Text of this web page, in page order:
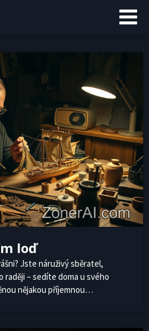
loď
Jste náruživý sběratel,
– sedíte doma u svého
nějakou příjemnou…